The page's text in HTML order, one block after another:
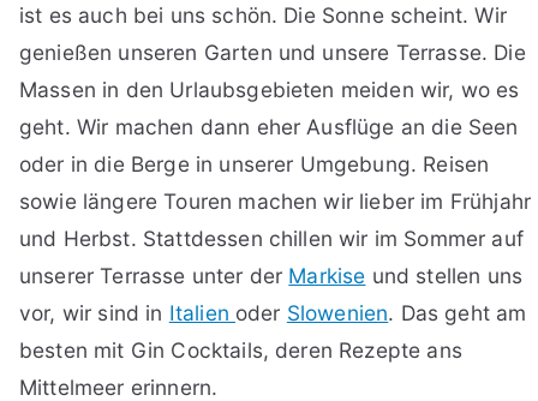
ist es auch bei uns schön. Die Sonne scheint. Wir
genießen unseren Garten und unsere Terrasse. Die
Massen in den Urlaubsgebieten meiden wir, wo es
geht. Wir machen dann eher Ausflüge an die Seen
oder in die Berge in unserer Umgebung. Reisen
sowie längere Touren machen wir lieber im Frühjahr
und Herbst. Stattdessen chillen wir im Sommer auf
unserer Terrasse unter der Markise und stellen uns
vor, wir sind in Italien oder Slowenien. Das geht am
besten mit Gin Cocktails, deren Rezepte ans
Mittelmeer erinnern.